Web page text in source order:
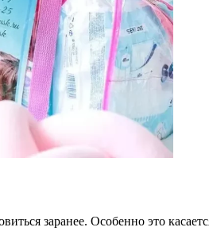
заранее. Особенно это